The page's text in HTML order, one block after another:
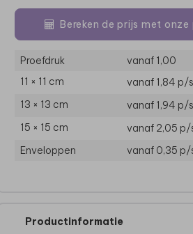
Bereken de prijs met
Proefdruk
vanaf 1,00
11 × 11 cm
vanaf 1,84 p/
13 × 13 cm
vanaf 1,94 p/
15 × 15 cm
vanaf 2,05 p/
Enveloppen
vanaf 0,35 p/
Productinformatie